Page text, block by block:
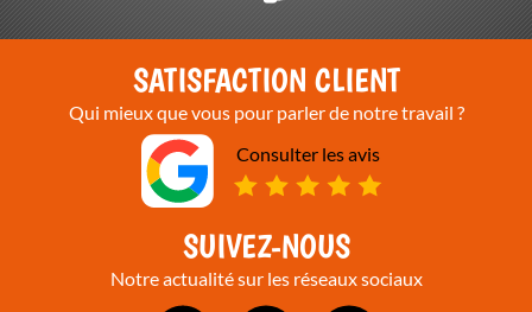
SATISFACTION CLIENT
Qui mieux que vous pour parler de notre travail ?
Consulter les avis
SUIVEZ-NOUS
Notre actualité sur les réseaux sociaux